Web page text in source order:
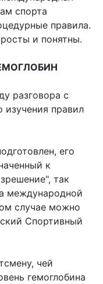
спорта
правила.
и понятны.
разговора с
правил
его
к
так
международной
случае можно
Спортивный
чей
гемоглобина